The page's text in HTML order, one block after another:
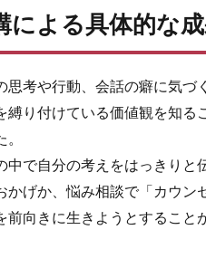
による具体的な
思考や行動、会話の癖に気づ
縛り付けている価値観を知
中で自分の考えをはっきり
かげか、悩み相談で「カウン
前向きに生きようとすること